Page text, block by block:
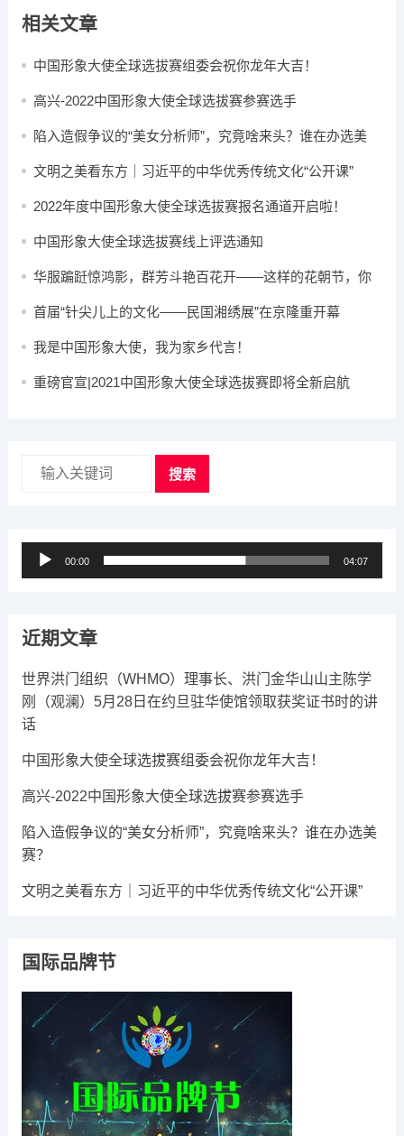
相关文章
中国形象大使全球选拔赛组委会祝你龙年大吉​！
高兴-2022中国形象大使全球选拔赛参赛选手
陷入造假争议的“美女分析师”，究竟啥来头？谁在办选美
赛？
文明之美看东方｜习近平的中华优秀传统文化“公开课”
2022年度中国形象大使全球选拔赛报名通道开启啦！
中国形象大使全球选拔赛线上评选通知
华服蹁跹惊鸿影，群芳斗艳百花开——这样的花朝节，你
心动了吗？
首届“针尖儿上的文化——民国湘绣展”在京隆重开幕
我是中国形象大使，我为家乡代言！
重磅官宣|2021中国形象大使全球选拔赛即将全新启航
搜索
频
放
00:00 04:07
近期文章
世界洪门组织（WHMO）理事长、洪门金华山山主陈学
刚（观澜）5月28日在约旦驻华使馆领取获奖证书时的讲
话
中国形象大使全球选拔赛组委会祝你龙年大吉​！
高兴-2022中国形象大使全球选拔赛参赛选手
陷入造假争议的“美女分析师”，究竟啥来头？谁在办选美
赛？
文明之美看东方｜习近平的中华优秀传统文化“公开课”
国际品牌节